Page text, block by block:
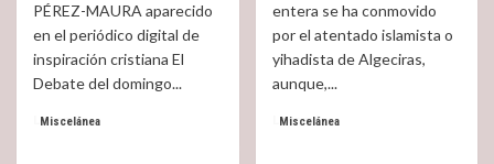
PÉREZ-MAURA aparecido
en el periódico digital de
inspiración cristiana El
Debate del domingo...
Leer másRead
entera se ha conmovido
por el atentado islamista o
yihadista de Algeciras,
aunque,...
Leer másRead
Miscelánea Miscelánea